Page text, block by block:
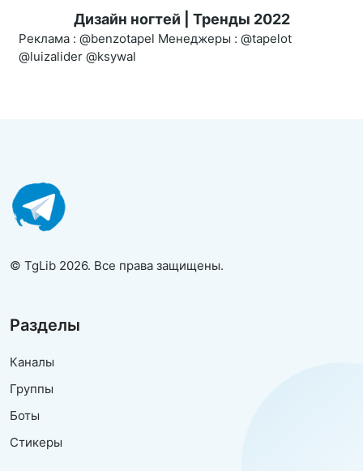
Дизайн ногтей | Тренды 2022
Реклама : @benzotapel Менеджеры : @tapelot
@luizalider @ksywal
© TgLib 2026. Все права защищены.
Разделы
Каналы
Группы
Боты
Стикеры